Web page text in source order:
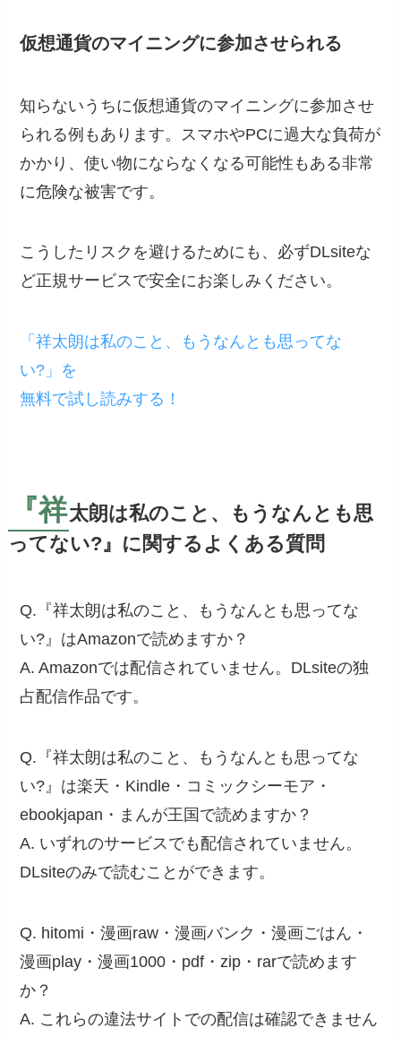
仮想通貨のマイニングに参加させられる
知らないうちに仮想通貨のマイニングに参加させ
られる例もあります。スマホやPCに過大な負荷が
かかり、使い物にならなくなる可能性もある非常
に危険な被害です。
こうしたリスクを避けるためにも、必ずDLsiteな
ど正規サービスで安全にお楽しみください。
「祥太朗は私のこと、もうなんとも思ってな
い?」を
無料で試し読みする！
『祥太朗は私のこと、もうなんとも思
ってない?』に関するよくある質問
Q.『祥太朗は私のこと、もうなんとも思ってな
い?』はAmazonで読めますか？
A. Amazonでは配信されていません。DLsiteの独
占配信作品です。
Q.『祥太朗は私のこと、もうなんとも思ってな
い?』は楽天・Kindle・コミックシーモア・
ebookjapan・まんが王国で読めますか？
A. いずれのサービスでも配信されていません。
DLsiteのみで読むことができます。
Q. hitomi・漫画raw・漫画バンク・漫画ごはん・
漫画play・漫画1000・pdf・zip・rarで読めます
か？
A. これらの違法サイトでの配信は確認できません